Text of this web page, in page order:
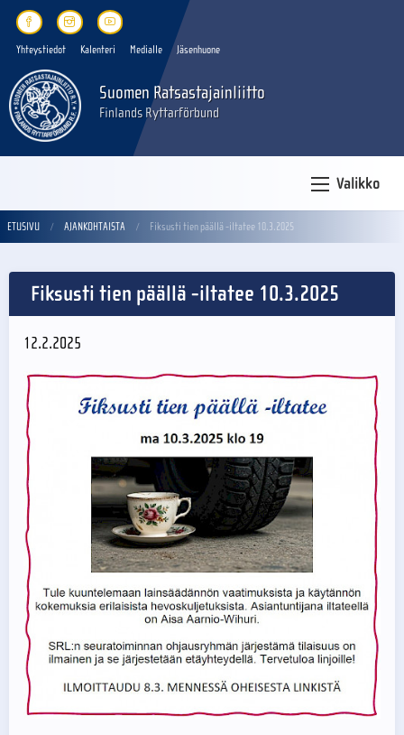
Yhteystiedot Kalenteri Medialle Jäsenhuone
Suomen Ratsastajainliitto
Finlands Ryttarförbund
Valikko
ETUSIVU AJANKOHTAISTA Fiksusti tien päällä -iltatee 10.3.2025
Fiksusti tien päällä -iltatee 10.3.2025
12.2.2025